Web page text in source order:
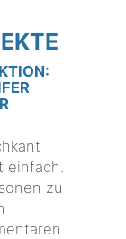
einfach.
zu